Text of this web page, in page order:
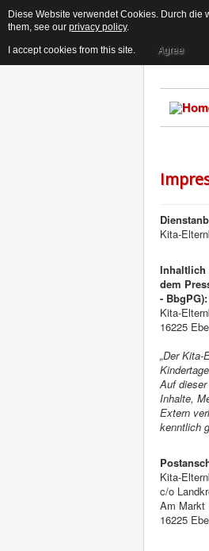
Kita-
Inhaltlich
dem
- BbgPG):
Kita-
16225
„Der
Auf
Inhalte,
Extern
kenntlich
Kita-
c/o
Am Markt
16225
Diese Website verwendet Cookies. Durch
them, see our privacy policy.
I accept cookies from this site. Agree